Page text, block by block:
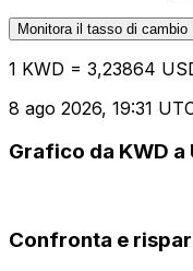
Monitora il tasso di cambio
1 KWD = 3,23864
8 ago 2026, 19:31
Grafico da KWD a
Confronta e